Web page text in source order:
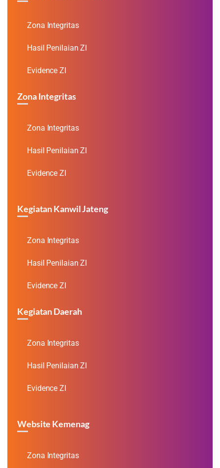
Zona Integritas
Hasil Penilaian ZI
Evidence ZI
Zona Integritas
Zona Integritas
Hasil Penilaian ZI
Evidence ZI
Kegiatan Kanwil Jateng
Zona Integritas
Hasil Penilaian ZI
Evidence ZI
Kegiatan Daerah
Zona Integritas
Hasil Penilaian ZI
Evidence ZI
Website Kemenag
Zona Integritas